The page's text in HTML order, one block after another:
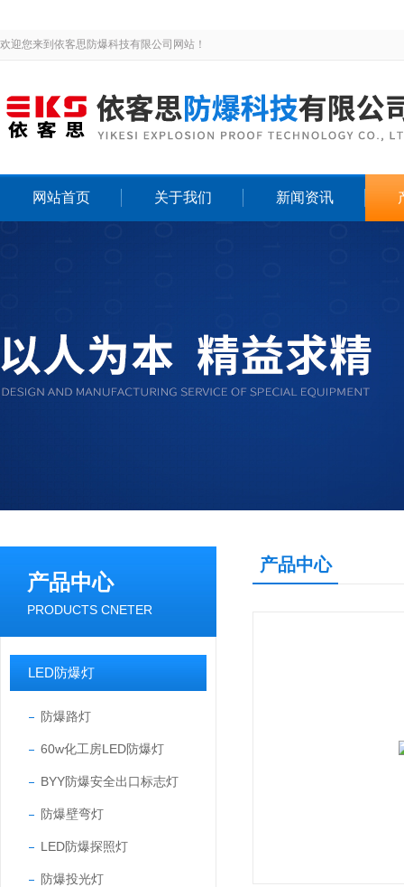
欢迎您来到依客思防爆科技有限公司网站！
网站首页 关于我们 新闻资讯
产品中心
PRODUCTS CNETER
LED防爆灯
防爆路灯
60w化工房LED防爆灯
BYY防爆安全出口标志灯
防爆壁弯灯
LED防爆探照灯
防爆投光灯
产品中心